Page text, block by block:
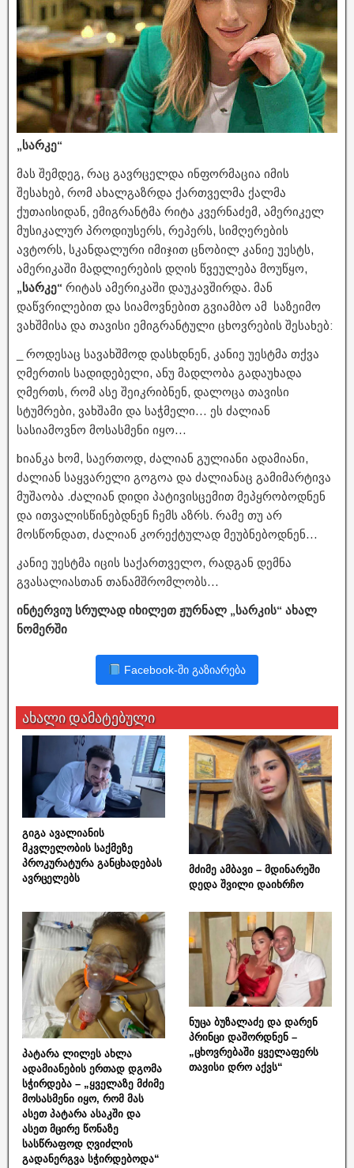
„სარკე“
მას შემდეგ, რაც გავრცელდა ინფორმაცია იმის
შესახებ, რომ ახალგაზრდა ქართველმა ქალმა
ქუთაისიდან, ემიგრანტმა რიტა კვერნაძემ, ამერიკელ
მუსიკალურ პროდიუსერს, რეპერს, სიმღერების
ავტორს, სკანდალური იმიჯით ცნობილ კანიე უესტს,
ამერიკაში მადლიერების დღის წვეულება მოუწყო,
„სარკე“ რიტას ამერიკაში დაუკავშირდა. მან
დაწვრილებით და სიამოვნებით გვიამბო ამ საზეიმო
ვახშმისა და თავისი ემიგრანტული ცხოვრების შესახებ:
_ როდესაც სავახშმოდ დასხდნენ, კანიე უესტმა თქვა
ღმერთის სადიდებელი, ანუ მადლობა გადაუხადა
ღმერთს, რომ ასე შეიკრიბნენ, დალოცა თავისი
სტუმრები, ვახშამი და საჭმელი… ეს ძალიან
სასიამოვნო მოსასმენი იყო…
bიანკა ხომ, საერთოდ, ძალიან გულიანი ადამიანი,
ძალიან საყვარელი გოგოა და ძალიანაც გამიმარტივა
მუშაობა .ძალიან დიდი პატივისცემით მეპყრობოდნენ
და ითვალისწინებდნენ ჩემს აზრს. რამე თუ არ
მოსწონდათ, ძალიან კორექტულად მეუბნებოდნენ…
კანიე უესტმა იცის საქართველო, რადგან დემნა
გვასალიასთან თანამშრომლობს…
ინტერვიუ სრულად იხილეთ ჟურნალ „სარკის“ ახალ
ნომერში
Facebook-ში გაზიარება
ახალი დამატებული
გიგა ავალიანის
მკვლელობის საქმეზე
პროკურატურა განცხადებას
ავრცელებს
მძიმე ამბავი – მდინარეში
დედა შვილი დაიხრჩო
პატარა ლილეს ახლა
ადამიანების ერთად დგომა
სჭირდება – „ყველაზე მძიმე
მოსასმენი იყო, რომ მას
ასეთ პატარა ასაკში და
ასეთ მცირე წონაზე
სასწრაფოდ ღვიძლის
გადანერგვა სჭირდებოდა“
ნუცა ბუზალაძე და დარენ
პრინცი დაშორდნენ –
„ცხოვრებაში ყველაფერს
თავისი დრო აქვს“